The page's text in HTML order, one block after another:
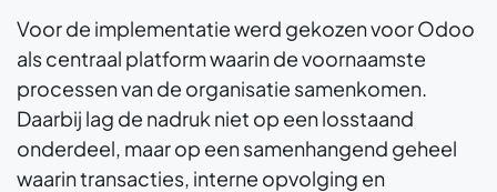
Voor de implementatie werd gekozen voor Odoo
als centraal platform waarin de voornaamste
processen van de organisatie samenkomen.
Daarbij lag de nadruk niet op een losstaand
onderdeel, maar op een samenhangend geheel
waarin transacties, interne opvolging en